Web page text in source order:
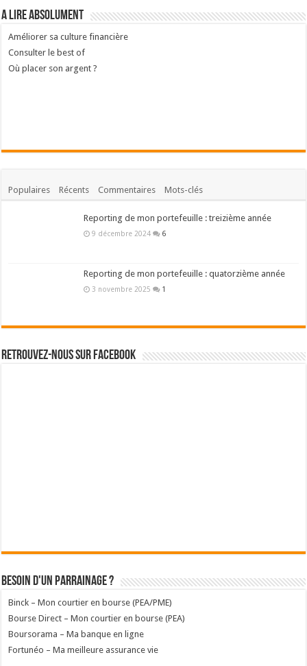
A lire absolument
Améliorer sa culture financière
Consulter le best of
Où placer son argent ?
Populaires Récents Commentaires Mots-clés
Reporting de mon portefeuille : treizième année
9 décembre 2024 6
Reporting de mon portefeuille : quatorzième année
3 novembre 2025 1
Retrouvez-nous sur Facebook
Besoin d'un parrainage ?
Binck – Mon courtier en bourse (PEA/PME)
Bourse Direct – Mon courtier en bourse (PEA)
Boursorama – Ma banque en ligne
Fortunéo – Ma meilleure assurance vie